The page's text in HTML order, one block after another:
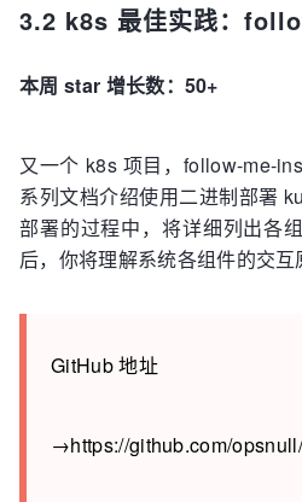
3.2 k8s 最佳实践：
本周 star 增长数：50+
又一个 k8s 项目，follow-me-
系列文档介绍使用二进制部署
部署的过程中，将详细列出各
后，你将理解系统各组件的交
GitHub 地址
→https://github.com/